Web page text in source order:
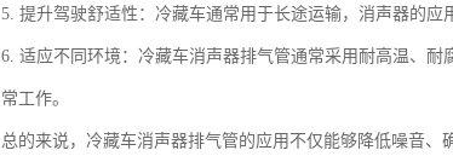
5. 提升驾驶舒适性：冷藏车通常用于长途运输，消声器的应
6. 适应不同环境：冷藏车消声器排气管通常采用耐高温、
常工作。
总的来说，冷藏车消声器排气管的应用不仅能够降低噪音